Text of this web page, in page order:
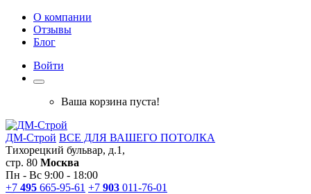
О компании
Отзывы
Блог
Войти
Ваша корзина пуста!
ДМ-Строй ВСЕ ДЛЯ ВАШЕГО ПОТОЛКА
Тихорецкий бульвар, д.1,
стр. 80 Москва
Пн - Вс 9:00 - 18:00
+7 495 665-95-61 +7 903 011-76-01